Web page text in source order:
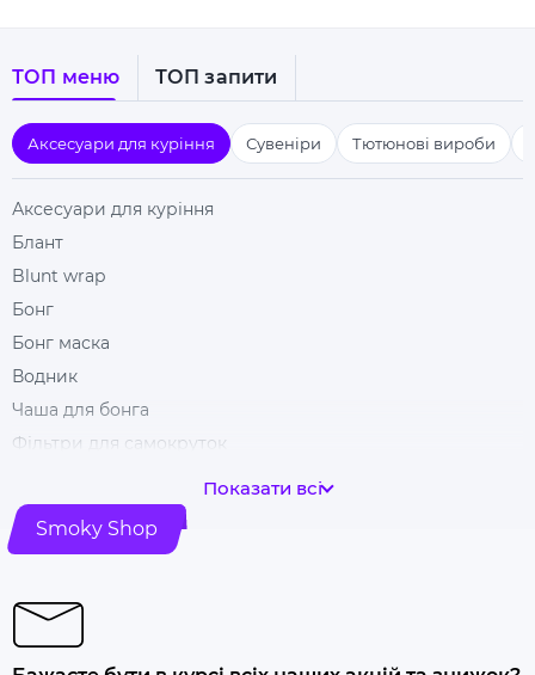
ТОП меню ТОП запити
Аксесуари для куріння Сувеніри Тютюнові вироби
Аксесуари для куріння
Блант
Blunt wrap
Бонг
Бонг маска
Водник
Чаша для бонга
Фільтри для самокруток
Гріндери
Ковпак для куріння
Купити папір для самокруток
Попільничка
Показати всі
Smoky Shop